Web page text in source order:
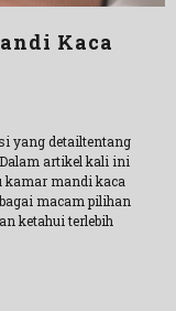
Kaca
yang detailtentang
artikel kali ini
kamar mandi kaca
macam pilihan
ketahui terlebih